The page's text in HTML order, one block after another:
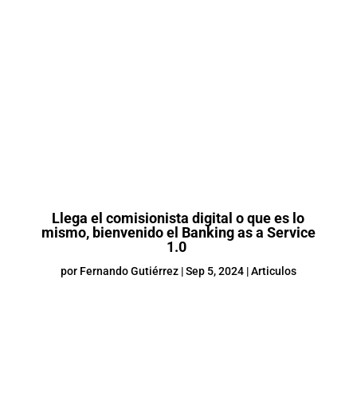
Llega el comisionista digital o que es lo
mismo, bienvenido el Banking as a Service
1.0
por Fernando Gutiérrez|Sep 5, 2024|Articulos